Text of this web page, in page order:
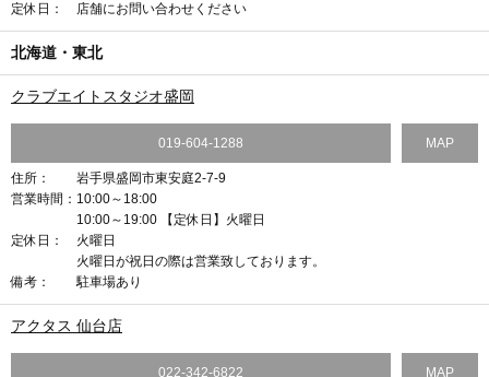
定休日：
店舗にお問い合わせください
北海道・東北
クラブエイトスタジオ盛岡
019-604-1288 MAP
住所：
岩手県盛岡市東安庭2-7-9
営業時間： 10:00～18:00
10:00～19:00 【定休日】火曜日
定休日：
火曜日
火曜日が祝日の際は営業致しております。
備考：
駐車場あり
アクタス 仙台店
022-342-6822 MAP